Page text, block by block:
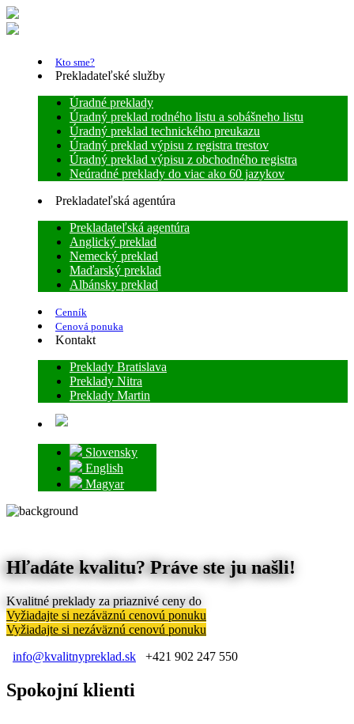
Kto sme?
Prekladateľské služby
Úradné preklady
Úradný preklad rodného listu a sobášneho listu
Úradný preklad technického preukazu
Úradný preklad výpisu z registra trestov
Úradný preklad výpisu z obchodného registra
Neúradné preklady do viac ako 60 jazykov
Prekladateľská agentúra
Prekladateľská agentúra
Anglický preklad
Nemecký preklad
Maďarský preklad
Albánsky preklad
Cenník
Cenová ponuka
Kontakt
Preklady Bratislava
Preklady Nitra
Preklady Martin
Slovensky
English
Magyar
Hľadáte kvalitu? Práve ste ju našli!
Kvalitné preklady za priaznivé ceny do
Vyžiadajte si nezáväznú cenovú ponuku
Vyžiadajte si nezáväznú cenovú ponuku
info@kvalitnypreklad.sk
+421 902 247 550
Spokojní klienti